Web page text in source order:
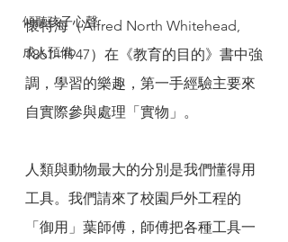
傾聽孩子心聲
成人預備
懷特海（Alfred North Whitehead,
1861–1947）在《教育的目的》書中強
調，學習的樂趣，第一手經驗主要來
自實際參與處理「實物」。
人類與動物最大的分別是我們懂得用
工具。我們請來了校園戶外工程的
「御用」葉師傅，師傅把各種工具一